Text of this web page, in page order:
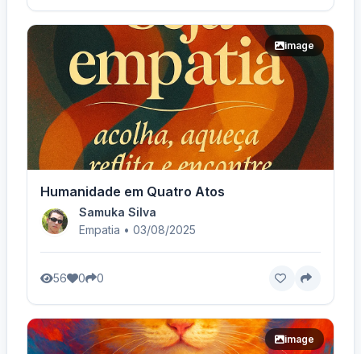
image
Humanidade em Quatro Atos
Samuka Silva
Empatia • 03/08/2025
56 0 0
image